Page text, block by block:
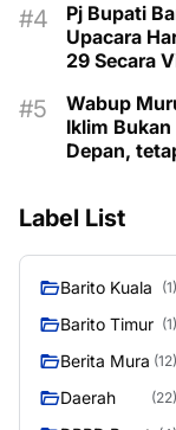
Pj Bupati
Upacara
29 Secara
Wabup
Iklim
Depan,
Label List
Barito Kuala (1)
Barito Timur (1)
Berita Mura (12)
Daerah (22)